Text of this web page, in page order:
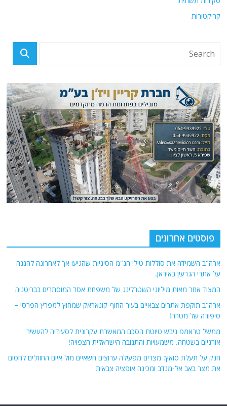
קריקטורות
פוסטים אחרונים
ארה"ב השמידה את סוללות טילי הנ"מ הסיניות שהגיעו אך לאחרונה להגנה
על אתרי הגרעין באיראן.
המצוד אחר מאות מיליוני השטרלינג של משפחת אסד המוסתרים בבריטניה
ארה"ב תוקפת אתרים צבאיים בעיר החוף קונאראק שמחוץ למפרץ הפרסי –
סיפורה של מטרה!
ממשל טראמפ גיבש טיוטת הסכם המאשרת עקרונית לסעודיה להעשיר
אורניום בשטחה. משמעויות והתגובה הישראלית הצפויה!
חנק על תעלת סואץ: מצרים מפעילה ערוצים חשאיים מול איום החות'ים לחסום
את מצר באב אל-מנדב ומכינה אופציה צבאית